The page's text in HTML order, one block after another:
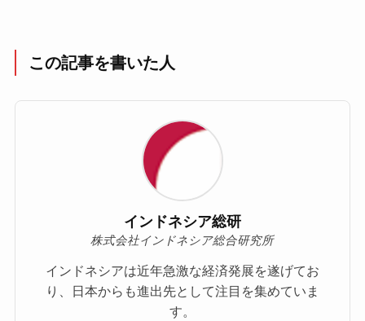
この記事を書いた人
インドネシア総研
株式会社インドネシア総合研究所
インドネシアは近年急激な経済発展を遂げてお
り、日本からも進出先として注目を集めていま
す。